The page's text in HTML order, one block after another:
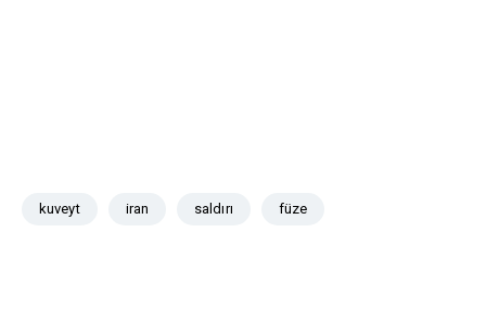
kuveyt iran saldırı füze